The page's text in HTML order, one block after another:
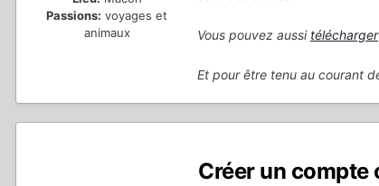
Passions: voyages et
animaux
Vous pouvez aussi télécharger
Et pour être tenu au courant
Créer un